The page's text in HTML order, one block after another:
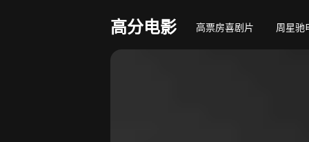
高分电影 高票房喜剧片 周星驰